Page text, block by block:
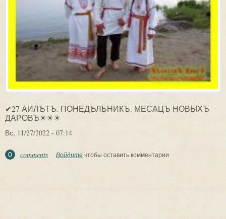
✔27 АИЛѢТЪ. ПОНЕДѢЛЬНИКЪ. МЕСѦЦЪ НОВЫХЪ
ДАРОВЪ☀☀☀
Вс, 11/27/2022 - 07:14
0 comments Войдитечтобы оставить комментарии